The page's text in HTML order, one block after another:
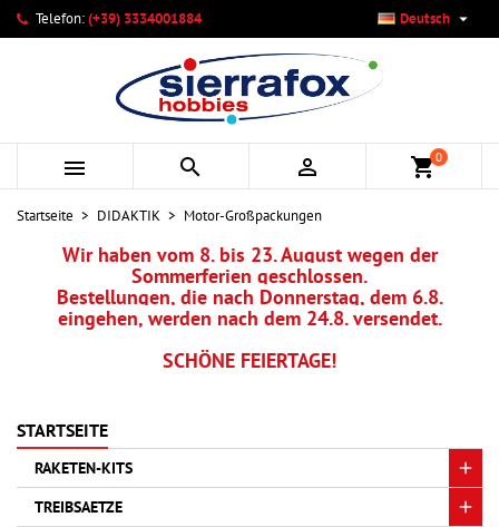
Telefon:(+39) 3334001884 Deutsch 
   shopping_cart0
Startseite DIDAKTIK Motor-Großpackungen
Wir haben vom 8. bis 23. August wegen der
Sommerferien geschlossen.
Bestellungen, die nach Donnerstag, dem 6.8.
eingehen, werden nach dem 24.8. versendet.
SCHÖNE FEIERTAGE!
STARTSEITE
RAKETEN-KITS
TREIBSAETZE
Ihre Wunschlisten ×
Neue Liste anlegen
((modalTitle)) ×
((confirmMessage))
((cancelText)) ((modalDeleteText))
Wunschliste erstellen ×
Name der Wunschliste
Abbrechen Wunschliste erstellen
Anmelden ×
Sie müssen angemeldet sein, um Artikel Ihrer Wunschliste
hinzufügen zu können.
Abbrechen Anmelden